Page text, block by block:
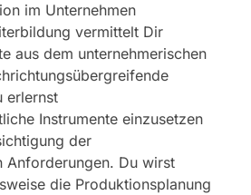
im Unternehmen
vermittelt Dir
aus dem unternehmerischen
erlernst
Instrumente einzusetzen
der
Anforderungen. Du wirst
die Produktionsplanung